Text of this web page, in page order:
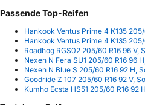
Passende Top-Reifen
Hankook Ventus Prime 4 K135
Hankook Ventus Prime 4 K135
Roadhog RGS02 205/60 R16 96 V,
Nexen N Fera SU1 205/60 R16 96
Nexen N Blue S 205/60 R16 92 H,
Goodride Z 107 205/60 R16 92 V,
Kumho Ecsta HS51 205/60 R16 92